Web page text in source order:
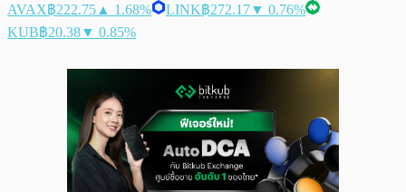
AVAX฿222.75 ▲ 1.68% LINK฿272.17▼ 0.76%
KUB฿20.38▼ 0.85%